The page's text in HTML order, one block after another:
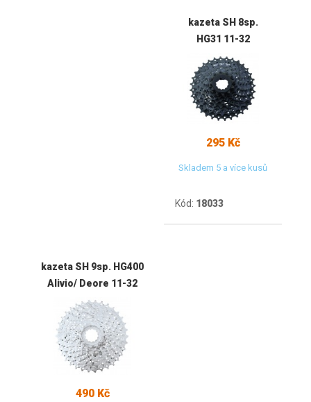
kazeta SH 8sp.
HG31 11-32
295 Kč
Skladem 5 a více kusů
Kód: 18033
kazeta SH 9sp. HG400
Alivio/ Deore 11-32
490 Kč